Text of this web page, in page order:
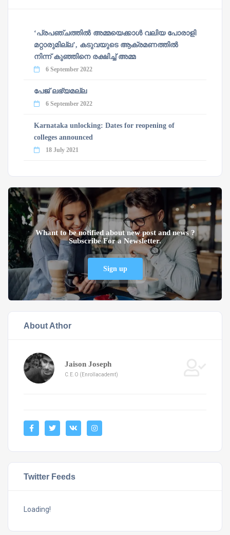
‘പ്രപഞ്ചത്തില്‍ അമ്മയെക്കാള്‍ വലിയ പോരാളി
മറ്റാരുമില്ല’, കടുവയുടെ ആക്രമണത്തില്‍
നിന്ന് കുഞ്ഞിനെ രക്ഷിച്ച് അമ്മ
6 September 2022
പേജ് ലഭ്യമല്ല
6 September 2022
Karnataka unlocking: Dates for reopening of
colleges announced
18 July 2021
Whant to be notified about new post and news ?
Subscribe For a Newsletter.
Sign up
About Athor
Jaison Joseph
C.E.O (Enrollacademt)
Twitter Feeds
Loading!